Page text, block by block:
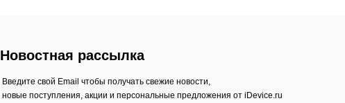
Новостная рассылка
Введите свой Email чтобы получать свежие новости,
новые поступления, акции и персональные предложения от iDevice.ru